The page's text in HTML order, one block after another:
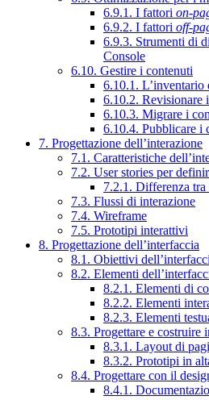
6.9.1. I fattori on-
6.9.2. I fattori off-
6.9.3. Strumenti di
Console
6.10. Gestire i contenuti
6.10.1. L’inventario
6.10.2. Revisionare
6.10.3. Migrare i
6.10.4. Pubblicare i
7. Progettazione dell’interazione
7.1. Caratteristiche
7.2. User stories per
7.2.1. Differenza tra
7.3. Flussi di interazione
7.4. Wireframe
7.5. Prototipi interattivi
8. Progettazione dell’interfaccia
8.1. Obiettivi
8.2. Elementi
8.2.1. Elementi di
8.2.2. Elementi
8.2.3. Elementi
8.3. Progettare e costruire
8.3.1. Layout di
8.3.2. Prototipi in
8.4. Progettare con il
8.4.1.